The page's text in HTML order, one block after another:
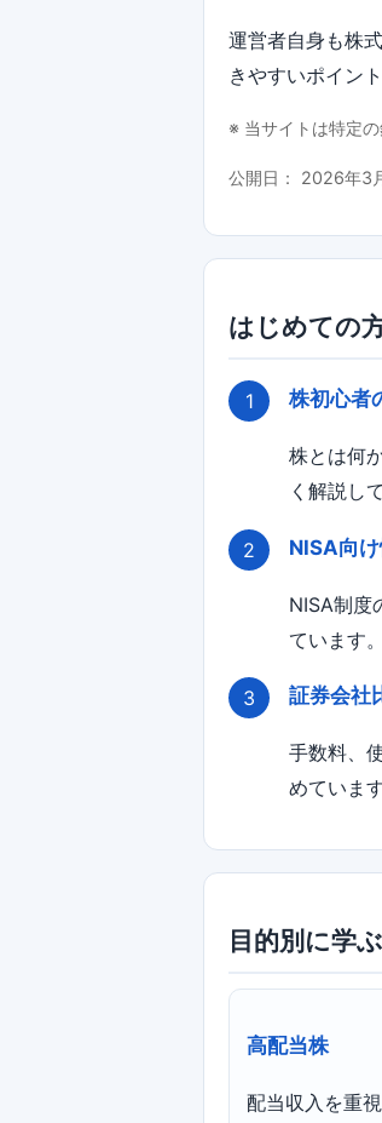
運営者自身も株
きやすいポイン
※ 当サイトは特定
公開日： 2026年3
はじめての
株初心者
株とは何
く解説し
NISA向
NISA制度
ています。
証券会社
手数料、
めています
目的別に学ぶ
高配当株
配当収入を重